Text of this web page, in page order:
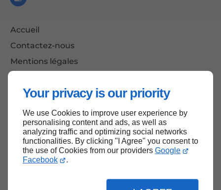
Your privacy is our priority
We use Cookies to improve user experience by
personalising content and ads, as well as
analyzing traffic and optimizing social networks
functionalities. By clicking "I Agree" you consent to
the use of Cookies from our providers Google
Facebook
.
Accueil
Contactez-nous
Mentions légales
Haut de page